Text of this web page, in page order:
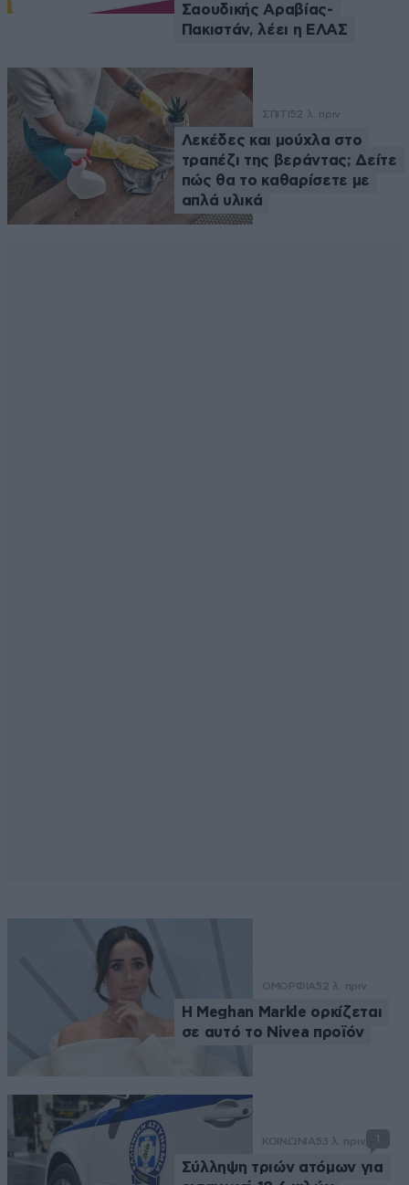
Σαουδικής Αραβίας-
Πακιστάν, λέει η ΕΛΑΣ
ΣΠΙΤΙ52 λ. πριν
Λεκέδες και μούχλα στο
τραπέζι της βεράντας; Δείτε
πώς θα το καθαρίσετε με
απλά υλικά
ΟΜΟΡΦΙΑ52 λ. πριν
Η Meghan Markle ορκίζεται
σε αυτό το Nivea προϊόν
ΚΟΙΝΩΝΙΑ53 λ. πριν 1
Σύλληψη τριών ατόμων για